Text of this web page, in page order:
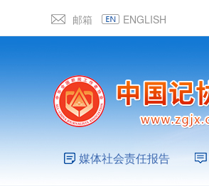
邮箱 ENGLISH
媒体社会责任报告